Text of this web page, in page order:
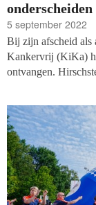
onderscheiden
5 september 2022
Bij zijn afscheid als
Kankervrij (KiKa)
ontvangen.